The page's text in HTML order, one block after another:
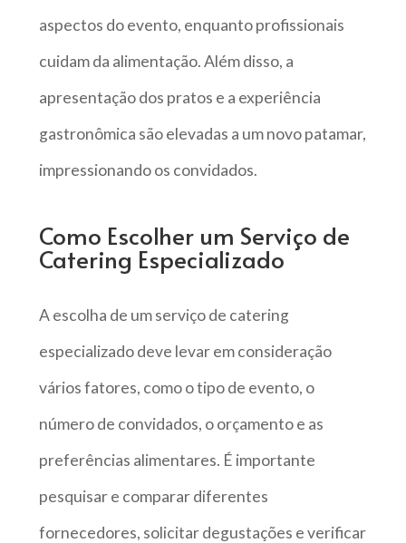
aspectos do evento, enquanto profissionais
cuidam da alimentação. Além disso, a
apresentação dos pratos e a experiência
gastronômica são elevadas a um novo patamar,
impressionando os convidados.
Como Escolher um Serviço de
Catering Especializado
A escolha de um serviço de catering
especializado deve levar em consideração
vários fatores, como o tipo de evento, o
número de convidados, o orçamento e as
preferências alimentares. É importante
pesquisar e comparar diferentes
fornecedores, solicitar degustações e verificar